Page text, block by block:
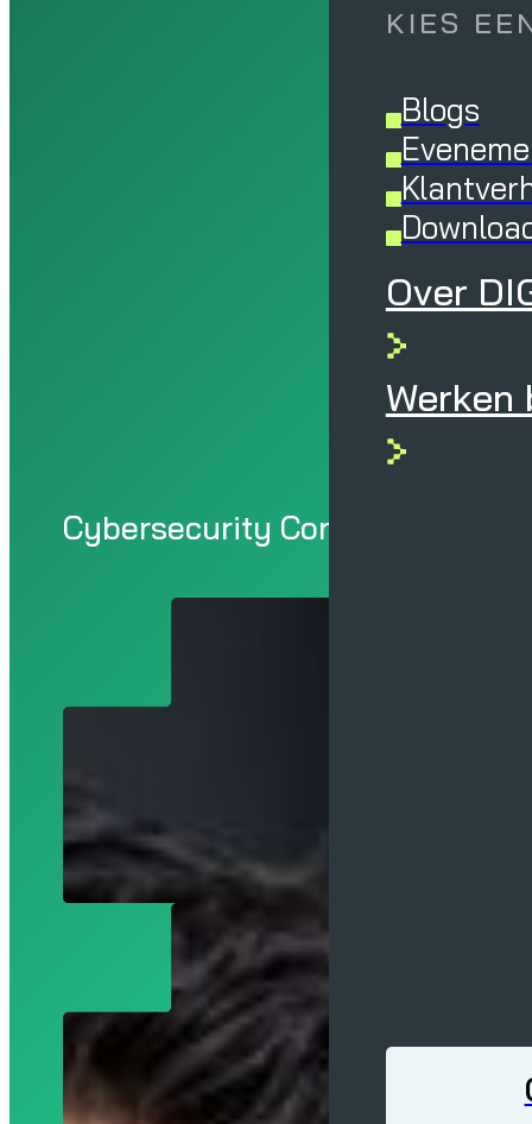
KIES
Blogs
Over
Werken
Cybersecurity Consultancy